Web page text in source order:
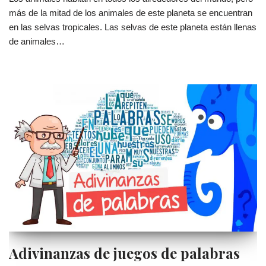
más de la mitad de los animales de este planeta se encuentran
en las selvas tropicales. Las selvas de este planeta están llenas
de animales…
Adivinanzas de juegos de palabras